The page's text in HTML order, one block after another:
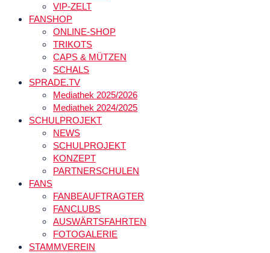
VIP-ZELT
FANSHOP
ONLINE-SHOP
TRIKOTS
CAPS & MÜTZEN
SCHALS
SPRADE.TV
Mediathek 2025/2026
Mediathek 2024/2025
SCHULPROJEKT
NEWS
SCHULPROJEKT
KONZEPT
PARTNERSCHULEN
FANS
FANBEAUFTRAGTER
FANCLUBS
AUSWÄRTSFAHRTEN
FOTOGALERIE
STAMMVEREIN